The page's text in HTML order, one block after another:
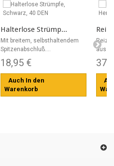
Halterlose Strümp...
Mit breitem, selbsthaltendem
Spitzenabschluß....
18,95 €
Auch In den
Warenkorb
aus